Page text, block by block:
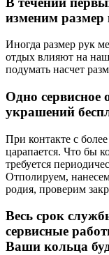
изменим размер
Иногда размер рук
отдых влияют на
подумать насчет
Одно
украшений
При контакте с
царапается. Что бы
требуется
Отполируем,
родия, проверим
Весь срок
сервисные
Ваши кольца